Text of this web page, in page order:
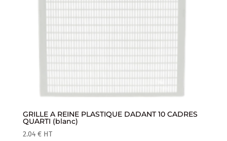
GRILLE A REINE PLASTIQUE DADANT 10 CADRES
QUARTI (blanc)
2.04 € HT